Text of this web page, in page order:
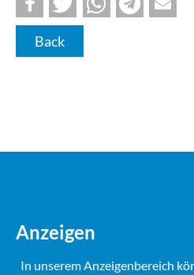
Back
Anzeigen
In unserem Anzeigenbereich